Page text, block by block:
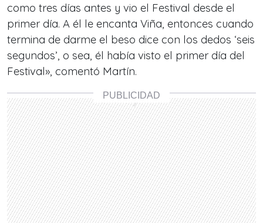
como tres días antes y vio el Festival desde el
primer día. A él le encanta Viña, entonces cuando
termina de darme el beso dice con los dedos ‘seis
segundos’, o sea, él había visto el primer día del
Festival», comentó Martín.